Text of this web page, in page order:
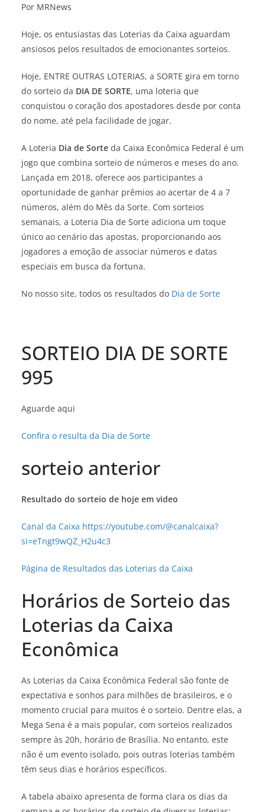
Por MRNews
Hoje, os entusiastas das Loterias da Caixa aguardam
ansiosos pelos resultados de emocionantes sorteios.
Hoje, ENTRE OUTRAS LOTERIAS, a SORTE gira em torno
do sorteio da DIA DE SORTE, uma loteria que
conquistou o coração dos apostadores desde por conta
do nome, até pela facilidade de jogar.
A Loteria Dia de Sorte da Caixa Econômica Federal é um
jogo que combina sorteio de números e meses do ano.
Lançada em 2018, oferece aos participantes a
oportunidade de ganhar prêmios ao acertar de 4 a 7
números, além do Mês da Sorte. Com sorteios
semanais, a Loteria Dia de Sorte adiciona um toque
único ao cenário das apostas, proporcionando aos
jogadores a emoção de associar números e datas
especiais em busca da fortuna.
No nosso site, todos os resultados do Dia de Sorte
SORTEIO DIA DE SORTE
995
Aguarde aqui
Confira o resulta da Dia de Sorte
sorteio anterior
Resultado do sorteio de hoje em video
Canal da Caixa https://youtube.com/@canalcaixa?
si=eTngt9wQZ_H2u4c3
Página de Resultados das Loterias da Caixa
Horários de Sorteio das
Loterias da Caixa
Econômica
As Loterias da Caixa Econômica Federal são fonte de
expectativa e sonhos para milhões de brasileiros, e o
momento crucial para muitos é o sorteio. Dentre elas, a
Mega Sena é a mais popular, com sorteios realizados
sempre às 20h, horário de Brasília. No entanto, este
não é um evento isolado, pois outras loterias também
têm seus dias e horários específicos.
A tabela abaixo apresenta de forma clara os dias da